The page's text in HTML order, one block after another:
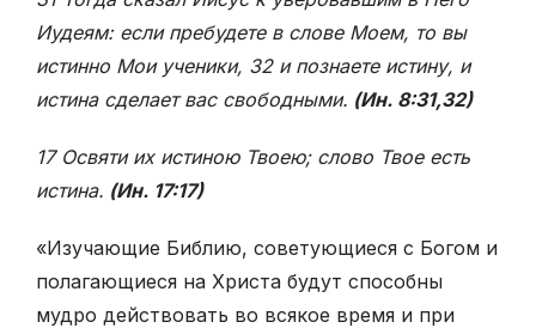
Иудеям: если пребудете в слове Моем, то вы
истинно Мои ученики, 32 и познаете истину, и
истина сделает вас свободными. (Ин. 8:31,32)
17 Освяти их истиною Твоею; слово Твое есть
истина. (Ин. 17:17)
«Изучающие Библию, советующиеся с Богом и
полагающиеся на Христа будут способны
мудро действовать во всякое время и при